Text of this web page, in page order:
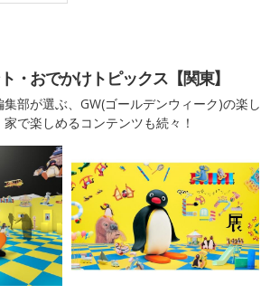
・おでかけトピックス【関東】
集部が選ぶ、GW(ゴールデンウィーク)の楽し
で楽しめるコンテンツも続々！